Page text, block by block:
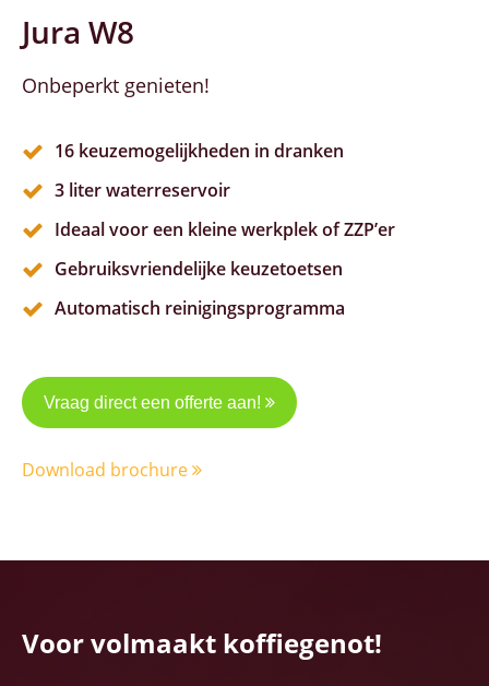
Jura W8
Onbeperkt genieten!
16 keuzemogelijkheden in dranken
3 liter waterreservoir
Ideaal voor een kleine werkplek of ZZP’er
Gebruiksvriendelijke keuzetoetsen
Automatisch reinigingsprogramma
Vraag direct een offerte aan!
Download brochure
Voor volmaakt koffiegenot!